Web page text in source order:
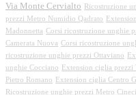
Via Monte Cervialto
Ricostruzione
prezzi Metro Numidio Qadrato
Madonnetta Corsi ricostruzione unghie
Camerata Nuova Corsi ricostruzione
ricostruzione unghie prezzi Ottaviano
unghie Cocciano
Extension ciglia prezzi
Pietro Romano
Extension ciglia Centro
Ricostruzione unghie prezzi Metro